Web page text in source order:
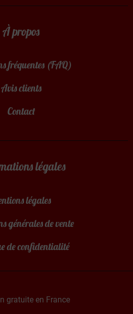
À propos
fréquentes (FAQ)
Avis clients
Contact
légales
légales
générales de vente
de confidentialité
gratuite en France